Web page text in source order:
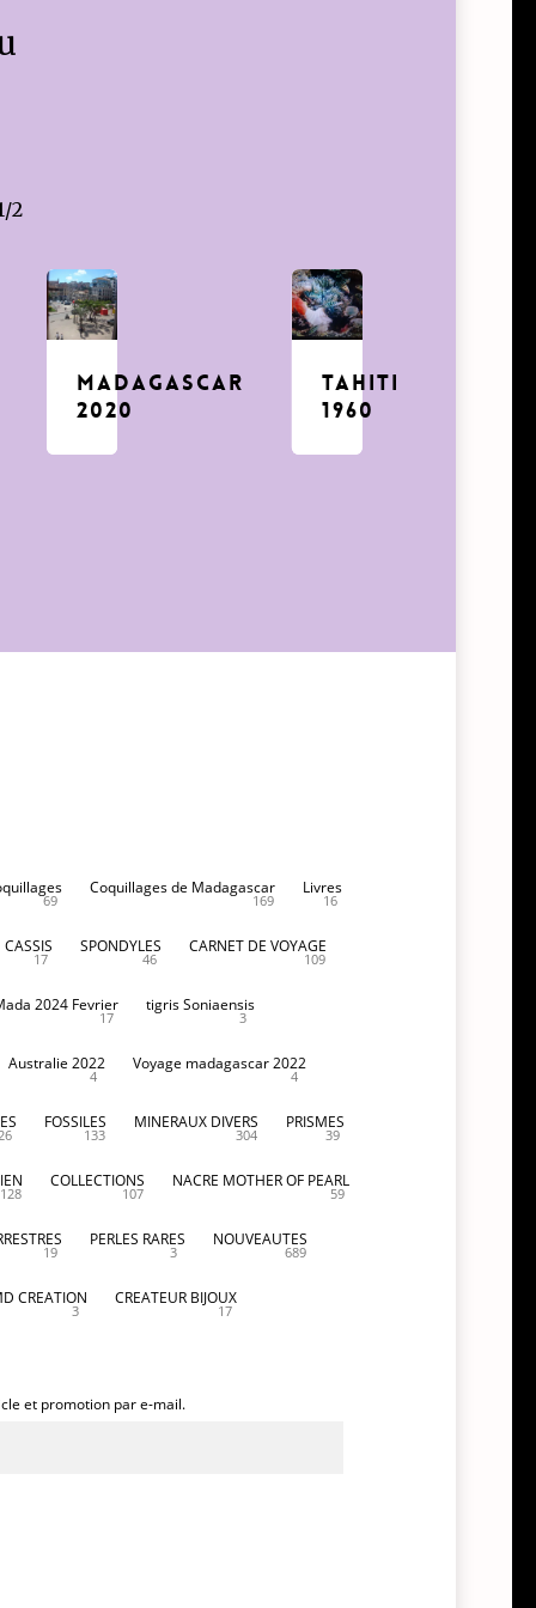
2
madagascar
2020
Tahiti
1960
69
Coquillages de Madagascar
169
Livres
16
CASSIS
17
SPONDYLES
46
CARNET DE VOYAGE
109
2024 Fevrier
17
tigris Soniaensis
3
Australie 2022
4
Voyage madagascar 2022
4
FOSSILES
133
MINERAUX DIVERS
304
PRISMES
39
128
COLLECTIONS
107
NACRE MOTHER OF PEARL
59
19
PERLES RARES
3
NOUVEAUTES
689
CREATION
3
CREATEUR BIJOUX
17
et promotion par e-mail.